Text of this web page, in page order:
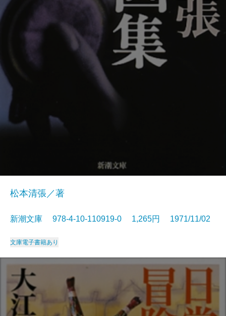
松本清張／著
新潮文庫 978-4-10-110919-0 1,265円 1971/11/02
文庫電子書籍あり